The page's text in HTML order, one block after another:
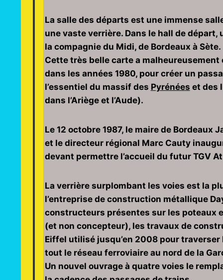
La salle des départs est une immense
une vaste verrière. Dans le hall de
la compagnie du Midi, de Bordeaux à Sète.
Cette très belle carte a malheureusement
dans les années 1980, pour créer un
l’essentiel du massif des Pyrénées et des
dans l’Ariège et l’Aude).
Le 12 octobre 1987, le maire de Bordeaux
et le directeur régional Marc Cauty
devant permettre l’accueil du futur TGV
La verrière surplombant les voies est la
l’entreprise de construction métallique
constructeurs présentes sur les poteaux
(et non concepteur), les travaux de
Eiffel utilisé jusqu’en 2008 pour traverser
tout le réseau ferroviaire au nord de la
Un nouvel ouvrage à quatre voies le